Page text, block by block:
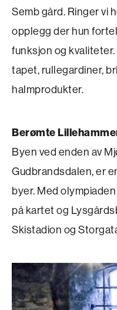
Semb gård. Ringer vi
opplegg der hun
funksjon og
tapet, rullegardiner,
halmprodukter.
Berømte
Byen ved enden av
Gudbrandsdalen, er
byer. Med
på kartet og
Skistadion og